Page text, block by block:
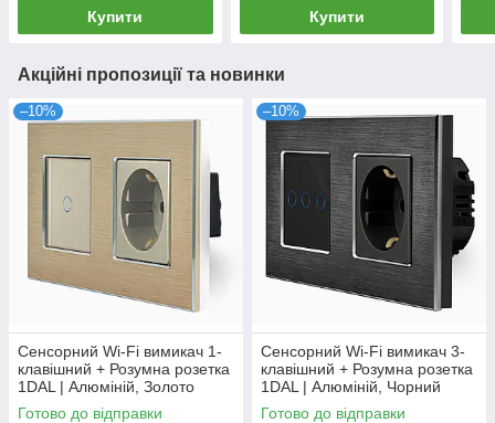
Купити Купити
Акційні пропозиції та новинки
–10%
Сенсорний Wi-Fi вимикач 1-
клавішний + Розумна розетка
1DAL | Алюміній, Золото
(A157-GSW1G.WF-ST.WF.GD)
Готово до відправки
–10%
Сенсорний Wi-Fi вимикач 3-
клавішний + Розумна розетка
1DAL | Алюміній, Чорний
(A157-GSW3G.WF-ST.WF.BL)
Готово до відправки